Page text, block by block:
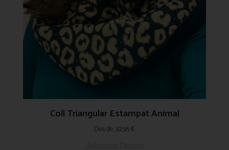
Coll Triangular Estampat Animal
Des de 32,95€